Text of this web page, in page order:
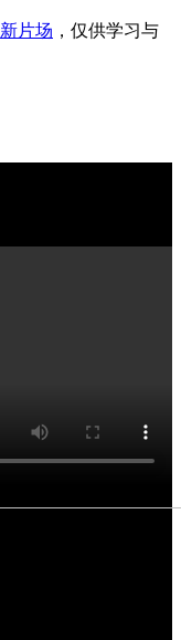
新片场 ，仅供学习与